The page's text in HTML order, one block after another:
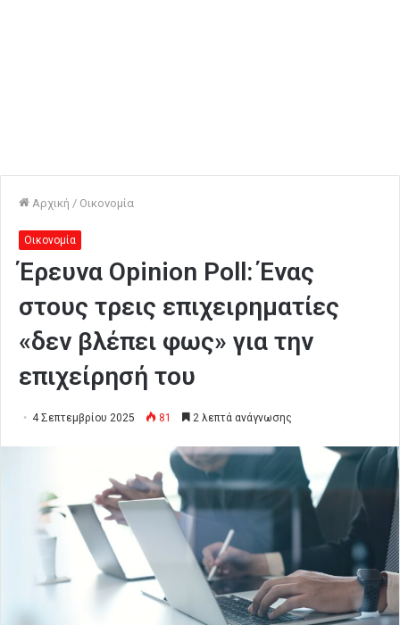
Αρχική / Οικονομία
Οικονομία
Έρευνα Opinion Poll: Ένας
στους τρεις επιχειρηματίες
«δεν βλέπει φως» για την
επιχείρησή του
4 Σεπτεμβρίου 2025 81 2 λεπτά ανάγνωσης